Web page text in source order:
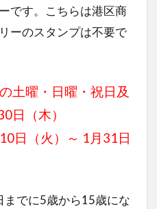
です。こちらは港区商
ーのスタンプは不要で
土曜・日曜・祝日及
日（木）
日（火）～ 1月31日
でに5歳から15歳にな